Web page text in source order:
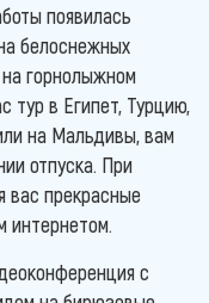
появилась
белоснежных
горнолыжном
тур в Египет, Турцию,
на Мальдивы, вам
отпуска. При
вас прекрасные
интернетом.
с